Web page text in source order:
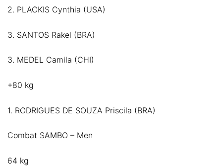
2. PLACKIS Cynthia (USA)
3. SANTOS Rakel (BRA)
3. MEDEL Camila (CHI)
+80 kg
1. RODRIGUES DE SOUZA Priscila (BRA)
Combat SAMBO – Men
64 kg